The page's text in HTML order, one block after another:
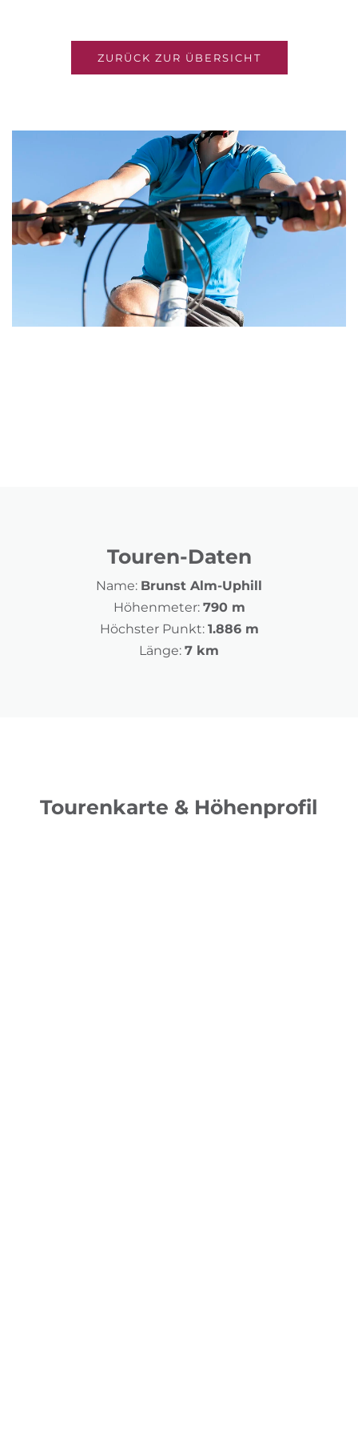
ZURÜCK ZUR ÜBERSICHT
Touren-Daten
Name: Brunst Alm-Uphill
Höhenmeter: 790 m
Höchster Punkt: 1.886 m
Länge: 7 km
Tourenkarte & Höhenprofil